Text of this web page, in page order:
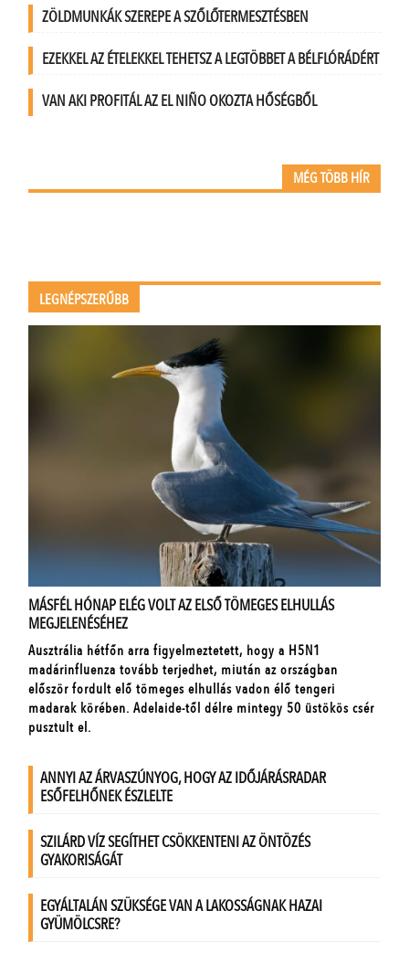
ZÖLDMUNKÁK SZEREPE A SZŐLŐTERMESZTÉSBEN
EZEKKEL AZ ÉTELEKKEL TEHETSZ A LEGTÖBBET A BÉLFLÓRÁDÉRT
VAN AKI PROFITÁL AZ EL NIÑO OKOZTA HŐSÉGBŐL
MÉG TÖBB HÍR
LEGNÉPSZERŰBB